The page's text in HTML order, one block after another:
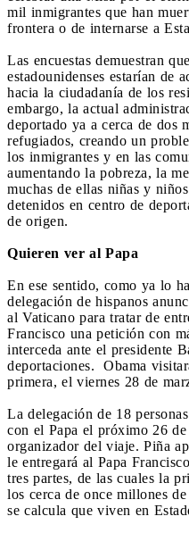
mil inmigrantes que han
frontera o de internarse a
Las encuestas demuestran
estadounidenses estarían de
hacia la ciudadanía de los
embargo, la actual
deportado ya a cerca de dos
refugiados, creando un
los inmigrantes y en las
aumentando la pobreza, la
muchas de ellas niñas y
detenidos en centro de
de origen.
Quieren ver al Papa
En ese sentido, como ya lo
delegación de hispanos
al Vaticano para tratar de
Francisco una petición con
interceda ante el presidente
deportaciones. Obama
primera, el viernes 28 de
La delegación de 18
con el Papa el próximo 26
organizador del viaje. Piña
le entregará al Papa
tres partes, de las cuales la
los cerca de once millones
se calcula que viven en